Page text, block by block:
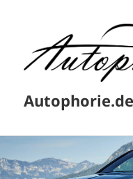
Autophorie.de